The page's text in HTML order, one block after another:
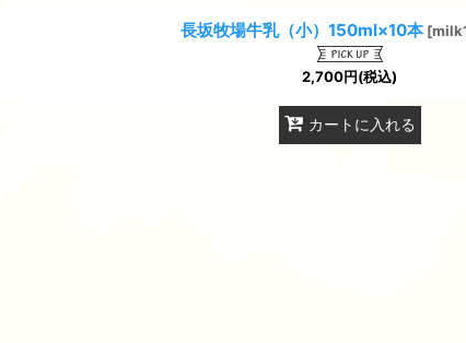
長坂牧場牛乳（小）150ml×10本 [
2,700円(税込)
カートに入れる